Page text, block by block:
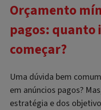
Orçamento
pagos: quanto
começar?
Uma dúvida bem
em anúncios pagos?
estratégia e dos